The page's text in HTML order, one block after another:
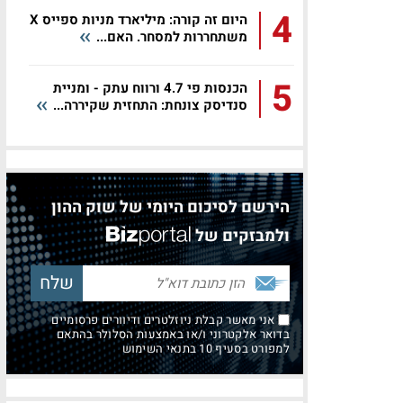
4
היום זה קורה: מיליארד מניות ספייס X
משתחררות למסחר. האם...
5
הכנסות פי 4.7 ורווח עתק - ומניית
סנדיסק צונחת: התחזית שקיררה...
הירשם לסיכום היומי של שוק ההון
ולמבזקים של
אני מאשר קבלת ניוזלטרים ודיוורים פרסומיים
בדואר אלקטרוני ו/או באמצעות הסלולר בהתאם
למפורט בסעיף 10 בתנאי השימוש